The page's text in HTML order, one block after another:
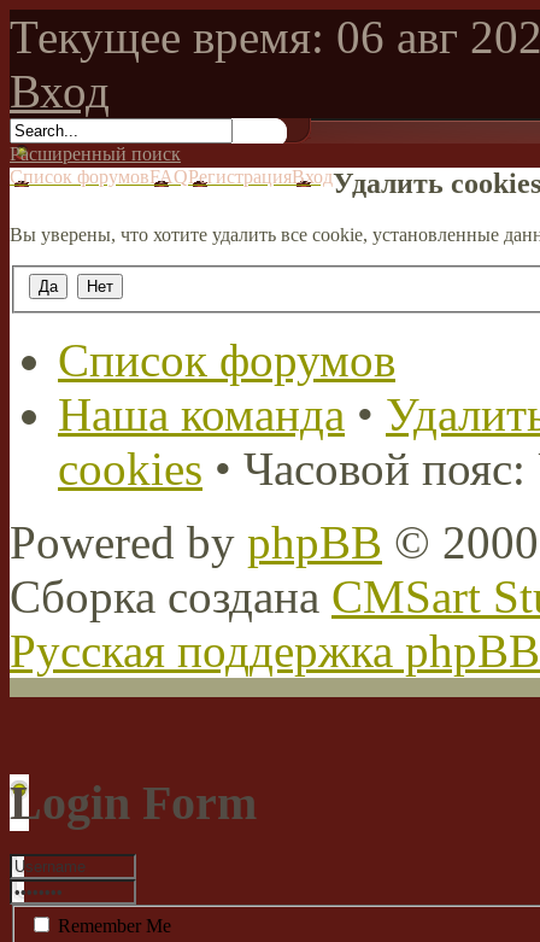
Текущее время: 06 авг
Вход
Расширенный поиск
Список форумовFAQРегистрацияВходУдалить
Вы уверены, что хотите удалить все cookie, установленные
Список форумов
Наша команда •
cookies • Часовой
Powered by phpBB ©
Сборка создана CMSart
Русская поддержка phpBB
Login Form
Remember Me